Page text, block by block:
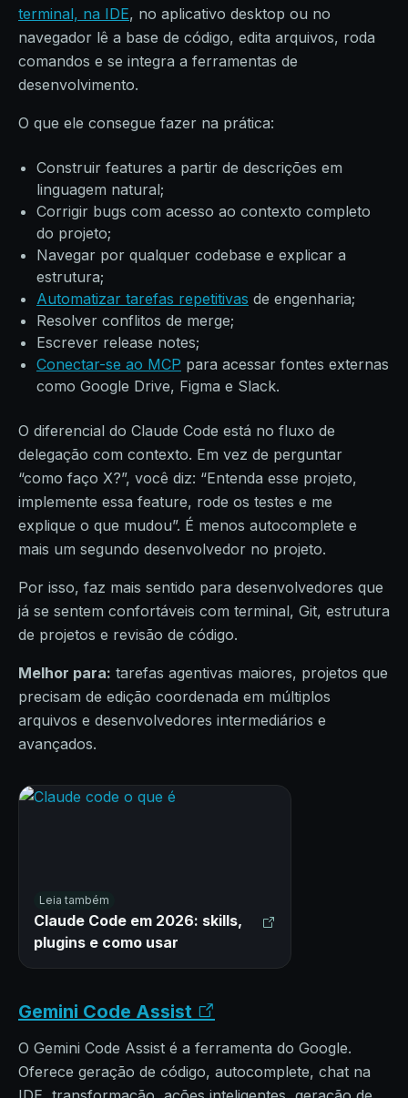
terminal, na IDE, no aplicativo desktop ou no
navegador lê a base de código, edita arquivos, roda
comandos e se integra a ferramentas de
desenvolvimento.
O que ele consegue fazer na prática:
Construir features a partir de descrições em
linguagem natural;
Corrigir bugs com acesso ao contexto completo
do projeto;
Navegar por qualquer codebase e explicar a
estrutura;
Automatizar tarefas repetitivas de engenharia;
Resolver conflitos de merge;
Escrever release notes;
Conectar-se ao MCP para acessar fontes externas
como Google Drive, Figma e Slack.
O diferencial do Claude Code está no fluxo de
delegação com contexto. Em vez de perguntar
“como faço X?”, você diz: “Entenda esse projeto,
implemente essa feature, rode os testes e me
explique o que mudou”. É menos autocomplete e
mais um segundo desenvolvedor no projeto.
Por isso, faz mais sentido para desenvolvedores que
já se sentem confortáveis com terminal, Git, estrutura
de projetos e revisão de código.
Melhor para: tarefas agentivas maiores, projetos que
precisam de edição coordenada em múltiplos
arquivos e desenvolvedores intermediários e
avançados.
Leia também
Claude Code em 2026: skills,
plugins e como usar
Gemini Code Assist
O Gemini Code Assist é a ferramenta do Google.
Oferece geração de código, autocomplete, chat na